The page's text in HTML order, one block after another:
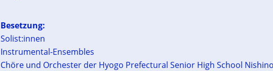
Besetzung:
Solist:innen
Instrumental-Ensembles
Chöre und Orchester der Hyogo Prefectural Senior High School